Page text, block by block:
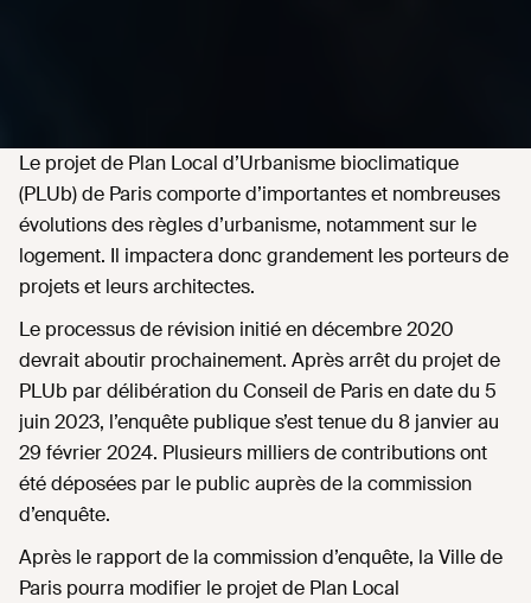
Le projet de Plan Local d’Urbanisme bioclimatique
(PLUb) de Paris comporte d’importantes et nombreuses
évolutions des règles d’urbanisme, notamment sur le
logement. Il impactera donc grandement les porteurs de
projets et leurs architectes.
Le processus de révision initié en décembre 2020
devrait aboutir prochainement. Après arrêt du projet de
PLUb par délibération du Conseil de Paris en date du 5
juin 2023, l’enquête publique s’est tenue du 8 janvier au
29 février 2024. Plusieurs milliers de contributions ont
été déposées par le public auprès de la commission
d’enquête.
Après le rapport de la commission d’enquête, la Ville de
Paris pourra modifier le projet de Plan Local